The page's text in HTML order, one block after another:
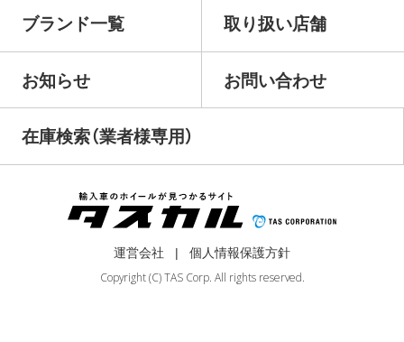
ブランド一覧 取り扱い店舗
お知らせ お問い合わせ
在庫検索（業者様専用）
運営会社
個人情報保護方針
Copyright (C) TAS Corp. All rights reserved.